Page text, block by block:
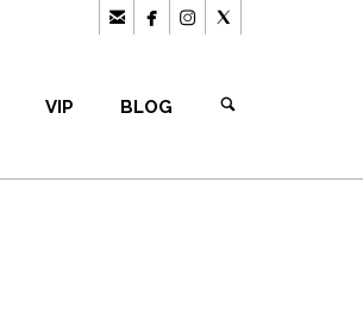
   
VIP BLOG